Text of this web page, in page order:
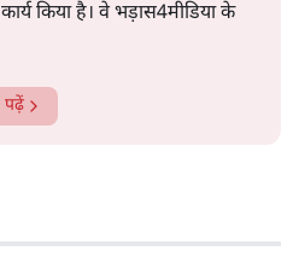
किया है। वे भड़ास4मीडिया के
पढ़ें